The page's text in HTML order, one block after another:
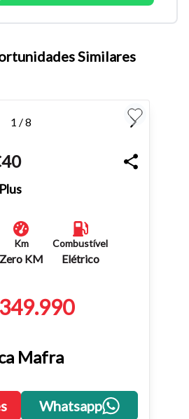
a fonte em nosso site, utilize os
Similares
1 / 8
Km
Zero KM
Combustível
Elétrico
Mafra
Whatsapp